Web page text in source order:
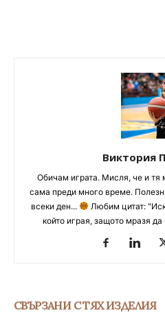
Виктория
Обичам играта. Мисля, че и тя
сама преди много време.
всеки ден...
Любим цитат:
който играя, защото мразя
СВЪРЗАНИ С ТЯХ ИЗДЕЛИЯ